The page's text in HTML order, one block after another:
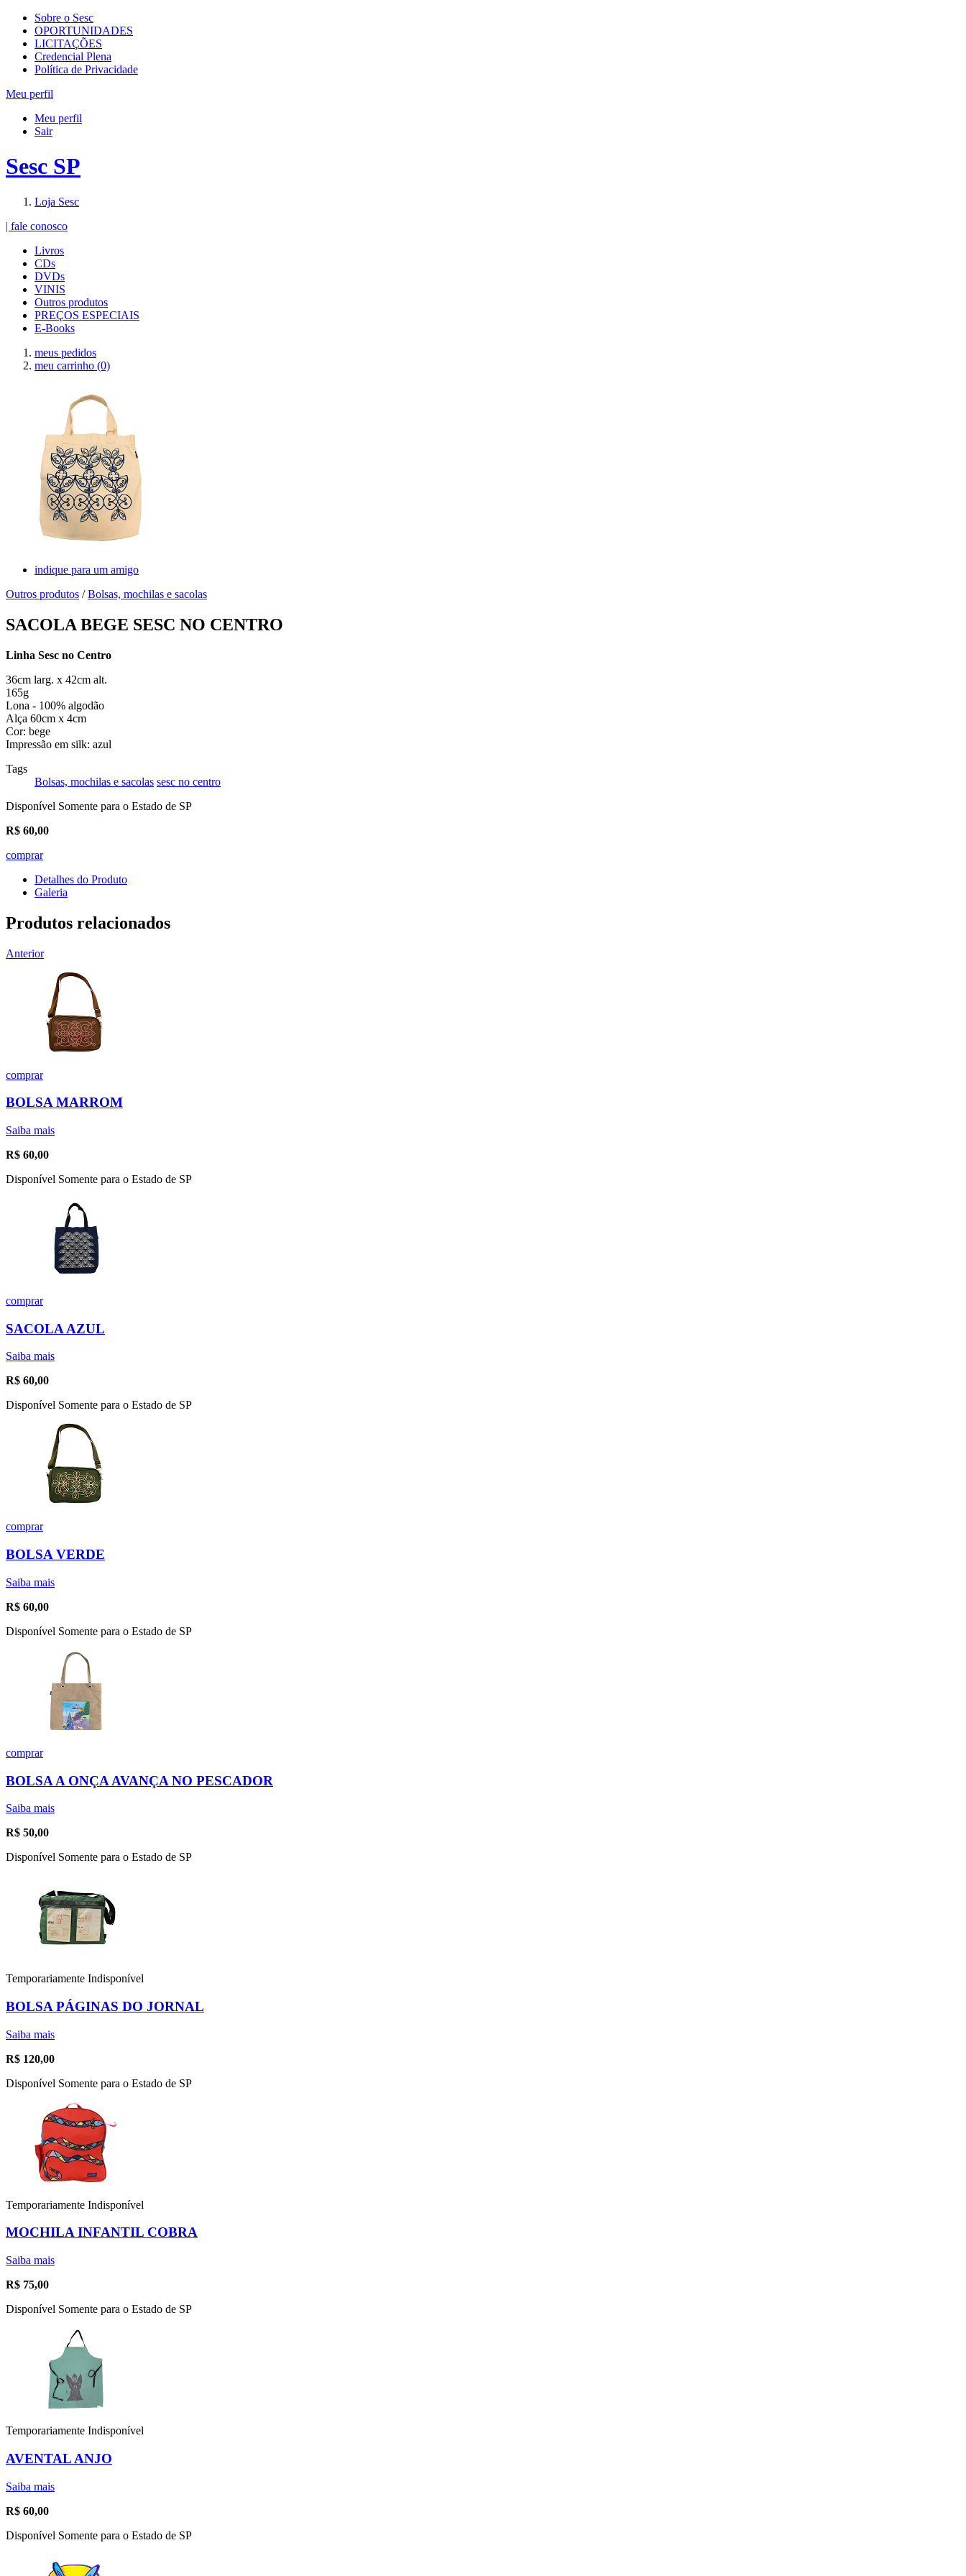
Sobre o Sesc
OPORTUNIDADES
LICITAÇÕES
Credencial Plena
Política de Privacidade
Meu perfil
Meu perfil
Sair
Sesc SP
Loja Sesc
| fale conosco
Livros
CDs
DVDs
VINIS
Outros produtos
PREÇOS ESPECIAIS
E-Books
meus pedidos
meu carrinho (0)
indique para um amigo
Outros produtos /Bolsas, mochilas e sacolas
SACOLA BEGE SESC NO CENTRO
Linha Sesc no Centro
36cm larg. x 42cm alt.
165g
Lona - 100% algodão
Alça 60cm x 4cm
Cor: bege
Impressão em silk: azul
Tags
Bolsas, mochilas e sacolas sesc no centro
Disponível Somente para o Estado de SP
R$ 60,00
comprar
Detalhes do Produto
Galeria
Produtos relacionados
Anterior
comprar
BOLSA MARROM
Saiba mais
R$ 60,00
Disponível Somente para o Estado de SP
comprar
SACOLA AZUL
Saiba mais
R$ 60,00
Disponível Somente para o Estado de SP
comprar
BOLSA VERDE
Saiba mais
R$ 60,00
Disponível Somente para o Estado de SP
comprar
BOLSA A ONÇA AVANÇA NO PESCADOR
Saiba mais
R$ 50,00
Disponível Somente para o Estado de SP
Temporariamente Indisponível
BOLSA PÁGINAS DO JORNAL
Saiba mais
R$ 120,00
Disponível Somente para o Estado de SP
Temporariamente Indisponível
MOCHILA INFANTIL COBRA
Saiba mais
R$ 75,00
Disponível Somente para o Estado de SP
Temporariamente Indisponível
AVENTAL ANJO
Saiba mais
R$ 60,00
Disponível Somente para o Estado de SP